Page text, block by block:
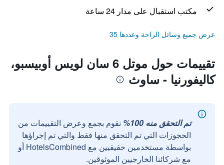
مكتب استقبال على مدار 24 ساعة
عرض جميع وسائل الراحة وعددها 35
تقييمات حول موتل 6 سان لويس أوبيسبو،
كاليفورنيا - ساوث
تم التحقق منه 100%
نقوم بجمع وعرض التقييمات من
الحجوزات التي تم التحقق منها فقط والتي تم إجراؤها
بواسطة مستخدمين حقيقيين مع HotelsCombined أو
مع شركائنا الخارجيين الموثوقين.